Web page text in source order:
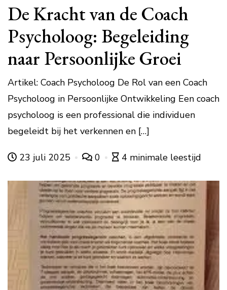
De Kracht van de Coach
Psycholoog: Begeleiding
naar Persoonlijke Groei
Artikel: Coach Psycholoog De Rol van een Coach
Psycholoog in Persoonlijke Ontwikkeling Een coach
psycholoog is een professional die individuen
begeleidt bij het verkennen en […]
23 juli 2025 0 4 minimale leestijd